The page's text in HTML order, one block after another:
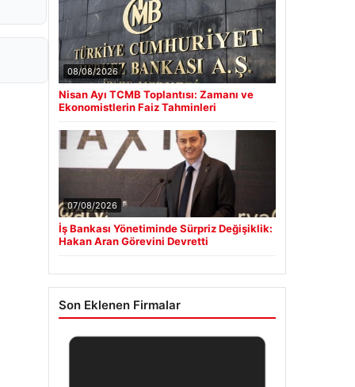
08/08/2026
Nisan Ayı TCMB Toplantısı: Zamanı ve
Ekonomistlerin Faiz Tahminleri
07/08/2026
İş Bankası Yönetiminde Sürpriz Değişiklik:
Hakan Aran Görevini Devretti
Son Eklenen Firmalar